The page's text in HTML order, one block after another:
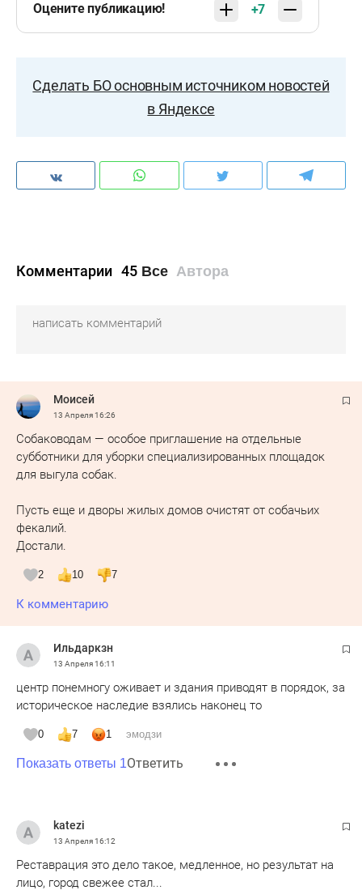
Оцените публикацию! +7
Сделать БО основным источником новостей
в Яндексе
Комментарии 45 Все Автора
Moисeй
13 Апреля16:26
Собаководам — особое приглашение на отдельные
субботники для уборки специализированных площадок
для выгула собак.
Пусть еще и дворы жилых домов очистят от собачьих
фекалий.
Достали.
2 10 7
К комментарию
Ильдаркзн
13 Апреля16:11
центр понемногу оживает и здания приводят в порядок, за
историческое наследие взялись наконец то
0 7 1 эмодзи
Показать ответы 1Ответить
katezi
13 Апреля16:12
Реставрация это дело такое, медленное, но результат на
лицо, город свежее стал...